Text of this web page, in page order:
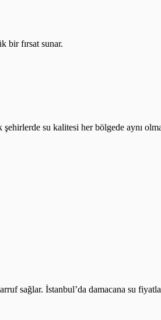
bir fırsat sunar.
su kalitesi her bölgede aynı
sağlar. İstanbul’da damacana su